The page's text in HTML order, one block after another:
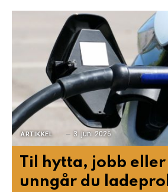
ARTIKKEL 3. juni 2026
Til hytta, jobb
unngår du